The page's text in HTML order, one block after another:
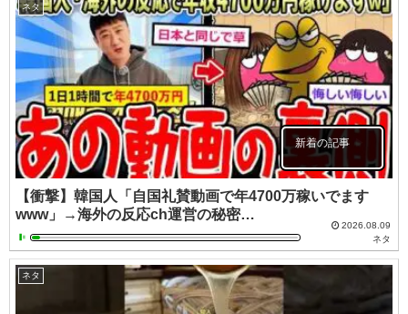
ネタ
新着の記事
【衝撃】韓国人「自国礼賛動画で年4700万稼いでます
www」→海外の反応ch運営の秘密…
2026.08.09
ネタ
ネタ